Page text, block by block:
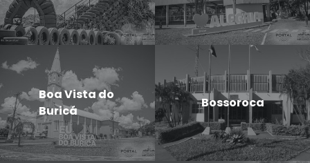
Boa Vista do
Buricá
Bossoroca